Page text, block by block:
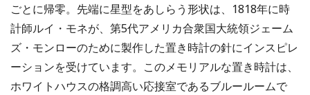
ごとに帰零。先端に星型をあしらう形状は、1818年に時
計師ルイ・モネが、第5代アメリカ合衆国大統領ジェーム
ズ・モンローのために製作した置き時計の針にインスピレ
ーションを受けています。このメモリアルな置き時計は、
ホワイトハウスの格調高い応接室であるブルールームで